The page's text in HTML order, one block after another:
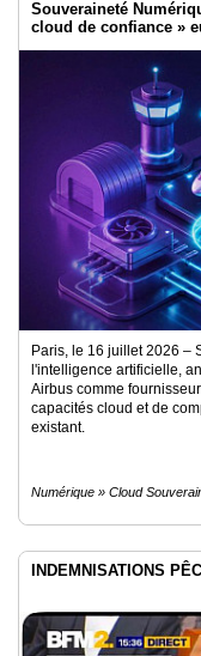
Souveraineté
cloud de confiance »
Paris, le 16 juillet 2026 –
l'intelligence artificielle,
Airbus comme
capacités cloud et de
existant.
Numérique » Cloud
INDEMNISATIONS